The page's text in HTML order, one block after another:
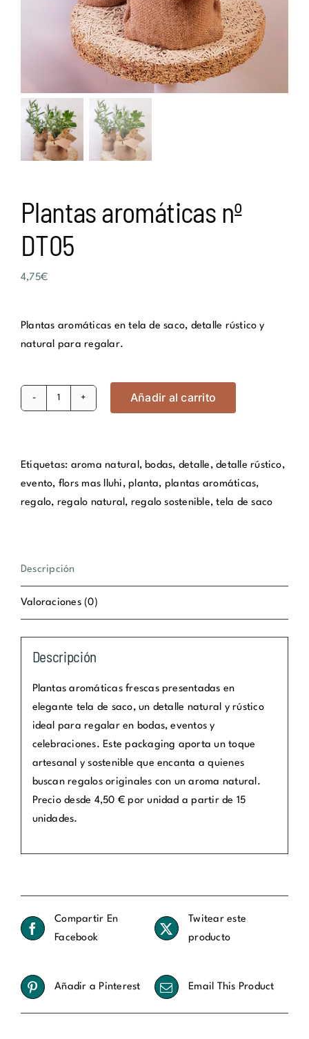
Plantas aromáticas nº
DT05
4,75€
Plantas aromáticas en tela de saco, detalle rústico y
natural para regalar.
DT05
cantidad
Añadir al carrito
Etiquetas: aroma natural , bodas, detalle ,detalle rústico,
evento, flors mas lluhi ,planta, plantas aromáticas,
regalo, regalo natural , regalo sostenible,tela de saco
Descripción
Valoraciones (0)
Descripción
Plantas aromáticas frescas presentadas en
elegante tela de saco, un detalle natural y rústico
ideal para regalar en bodas, eventos y
celebraciones. Este packaging aporta un toque
artesanal y sostenible que encanta a quienes
buscan regalos originales con un aroma natural.
Precio desde 4,50 € por unidad a partir de 15
unidades.
Compartir En
Facebook
Twitear este
producto
Añadir a Pinterest Email This Product